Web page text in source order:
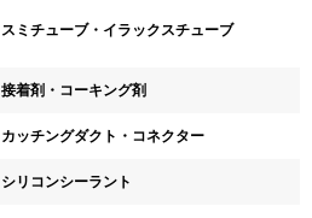
スミチューブ・イラックスチューブ
接着剤・コーキング剤
カッチングダクト・コネクター
シリコンシーラント